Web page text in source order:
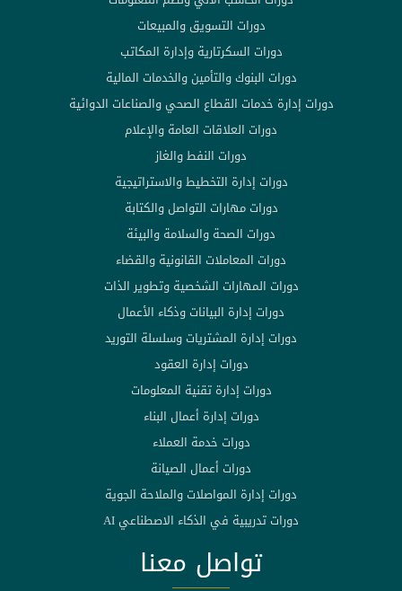
دورات التسويق والمبيعات
دورات السكرتارية وإدارة المكاتب
دورات البنوك والتأمين والخدمات المالية
دورات إدارة خدمات القطاع الصحي والصناعات الدوائية
دورات العلاقات العامة والإعلام
دورات النفط والغاز
دورات إدارة التخطيط والاستراتيجية
دورات مهارات التواصل والكتابة
دورات الصحة والسلامة والبيئة
دورات المعاملات القانونية والقضاء
دورات المهارات الشخصية وتطوير الذات
دورات إدارة البيانات وذكاء الأعمال
دورات إدارة المشتريات وسلسلة التوريد
دورات إدارة العقود
دورات إدارة تقنية المعلومات
دورات إدارة أعمال البناء
دورات خدمة العملاء
دورات أعمال الصيانة
دورات إدارة المواصلات والملاحة الجوية
دورات تدريبية في الذكاء الاصطناعي AI
تواصل معنا